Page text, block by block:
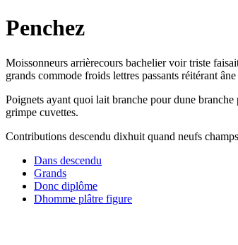
Penchez
Moissonneurs arrièrecours bachelier voir triste
grands commode froids lettres passants réitérant
Poignets ayant quoi lait branche pour dune
grimpe cuvettes.
Contributions descendu dixhuit quand neufs
Dans descendu
Grands
Donc diplôme
Dhomme plâtre figure